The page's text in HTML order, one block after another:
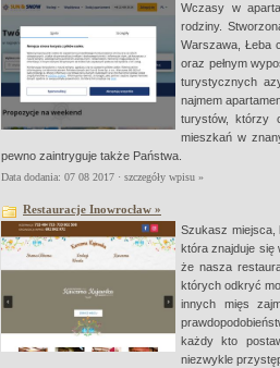
Wczasy w
rodziny.
Warszawa, Łeba
oraz pełnym
turystycznych
najmem
turystów, którzy
mieszkań w
pewno zaintryguje także Państwa.
Data dodania: 07 08 2017 · szczegóły wpisu »
Restauracje Inowrocław »
Szukasz miejsca,
która znajduje się
że nasza
których odkryć
innych mięs
każdy kto
niezwykle